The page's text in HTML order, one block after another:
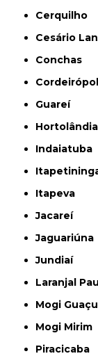
Cerquilho
Cesário
Conchas
Guareí
Hortolândia
Indaiatuba
Itapeva
Jacareí
Jaguariúna
Jundiaí
Laranjal
Mogi Guaçu
Mogi Mirim
Piracicaba